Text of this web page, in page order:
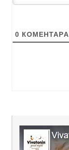
0 КОМЕНТАРA